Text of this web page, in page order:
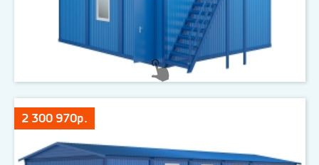
2 300 970р.